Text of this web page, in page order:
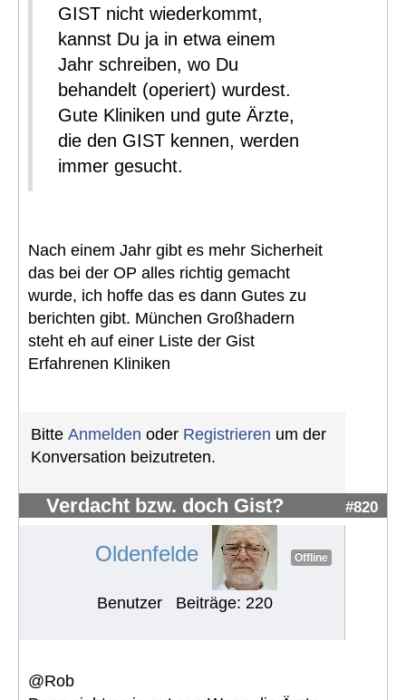
GIST nicht wiederkommt,
kannst Du ja in etwa einem
Jahr schreiben, wo Du
behandelt (operiert) wurdest.
Gute Kliniken und gute Ärzte,
die den GIST kennen, werden
immer gesucht.
Nach einem Jahr gibt es mehr Sicherheit
das bei der OP alles richtig gemacht
wurde, ich hoffe das es dann Gutes zu
berichten gibt. München Großhadern
steht eh auf einer Liste der Gist
Erfahrenen Kliniken
Bitte Anmelden oder Registrieren um der
Konversation beizutreten.
Verdacht bzw. doch Gist? #820
Oldenfelde Offline
Benutzer Beiträge: 220
@Rob